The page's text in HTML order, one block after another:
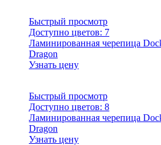
Быстрый просмотр
Доступно цветов: 7
Ламинированная черепица
Dragon
Узнать цену
Быстрый просмотр
Доступно цветов: 8
Ламинированная черепица
Dragon
Узнать цену